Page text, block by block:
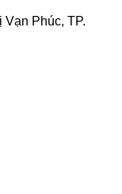
Phúc, TP.